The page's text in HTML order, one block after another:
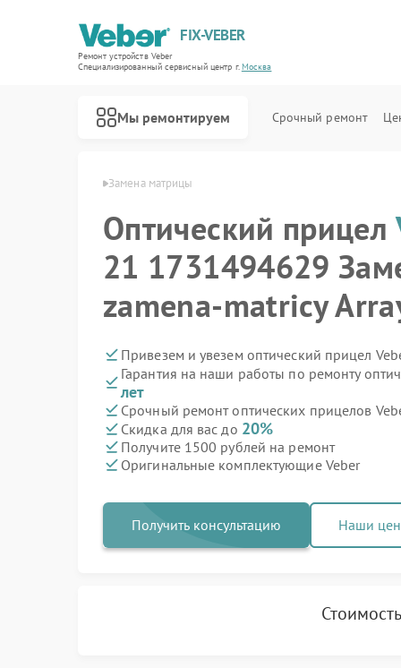
FIX-VEBER
Ремонт устройств Veber
Специализированный cервисный центр г.Москва
Мы ремонтируем Срочный ремонт
прицел Veber Замена матрицы
Оптический прицел
21 1731494629
zamena-matricy
Привезем и увезем оптический прицел
Гарантия на наши работы по ремонту
лет
Срочный ремонт оптических прицелов
Скидка для вас до 20%
Получите 1500 рублей на ремонт
Оригинальные комплектующие Veber
Получить консультацию Наши